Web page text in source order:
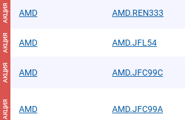
АКЦИЯ AMD AMD.REN333
АКЦИЯ AMD AMD.JFL54
АКЦИЯ AMD AMD.JFC99C
АКЦИЯ AMD AMD.JFC99A